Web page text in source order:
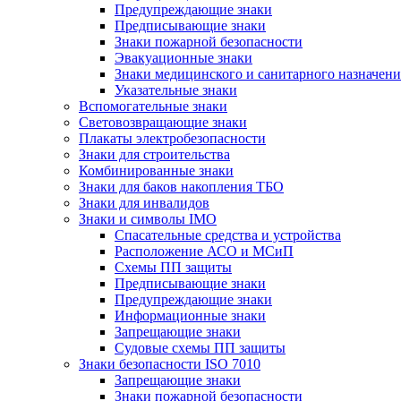
Предупреждающие знаки
Предписывающие знаки
Знаки пожарной безопасности
Эвакуационные знаки
Знаки медицинского и санитарного
Указательные знаки
Вспомогательные знаки
Световозвращающие знаки
Плакаты электробезопасности
Знаки для строительства
Комбинированные знаки
Знаки для баков накопления ТБО
Знаки для инвалидов
Знаки и символы IMO
Спасательные средства и устройства
Расположение АСО и МСиП
Схемы ПП защиты
Предписывающие знаки
Предупреждающие знаки
Информационные знаки
Запрещающие знаки
Судовые схемы ПП защиты
Знаки безопасности ISO 7010
Запрещающие знаки
Знаки пожарной безопасности